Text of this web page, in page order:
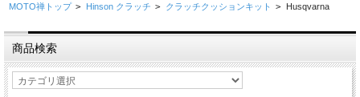
MOTO禅トップ > Hinson クラッチ > クラッチクッションキット > Husqvarna
商品検索